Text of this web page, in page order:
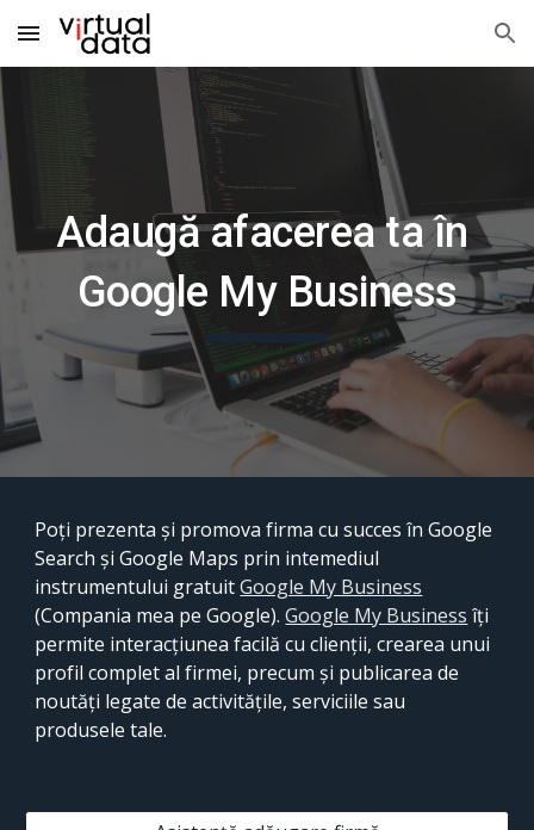
Skip to main content Skip to navigation
Adaugă afacerea ta în
Google My Business
Poți prezenta și promova firma cu succes în Google
Search și Google Maps prin intemediul
instrumentului gratuit Google My Business
(Compania mea pe Google). Google My Business îți
permite interacțiunea facilă cu clienții, crearea unui
profil complet al firmei, precum și publicarea de
noutăți legate de activitățile, serviciile sau
produsele tale.